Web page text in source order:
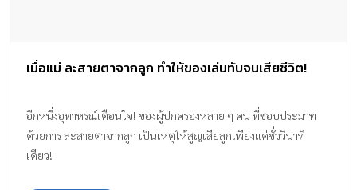
เมื่อแม่ ละสายตาจากลูก ทำให้ของเล่นทับจนเสียชีวิต!
อีกหนึ่งอุทาหรณ์เตือนใจ! ของผู้ปกครองหลาย ๆ คน ที่ชอบประมาท
ด้วยการ ละสายตาจากลูก เป็นเหตุให้สูญเสียลูกเพียงแค่ชั่ววินาที
เดียว!